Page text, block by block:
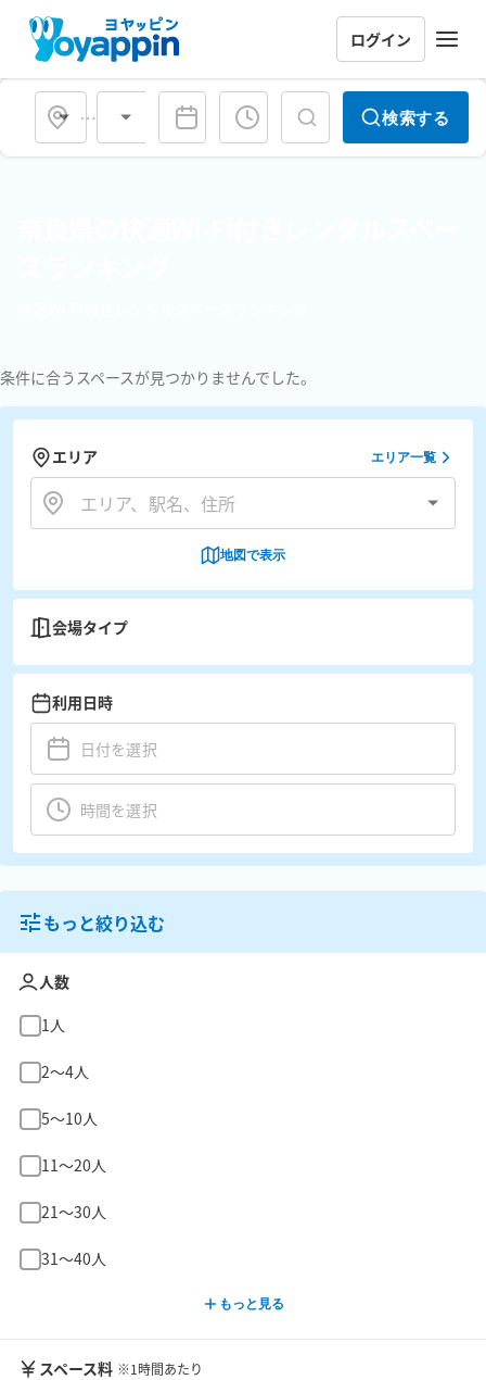
ログイン
会場タイプ 検索する
条件に合うスペースが見つかりませんでした。
エリア エリア一覧
地図で表示
会場タイプ
利用日時
もっと絞り込む
人数
1人
2〜4人
5〜10人
11〜20人
21〜30人
31〜40人
もっと見る
スペース料 ※1時間あたり